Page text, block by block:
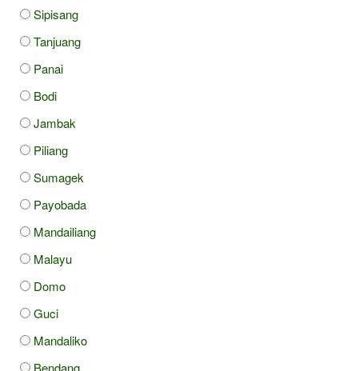
Sipisang
Tanjuang
Panai
Bodi
Jambak
Piliang
Sumagek
Payobada
Mandailiang
Malayu
Domo
Guci
Mandaliko
Bendang